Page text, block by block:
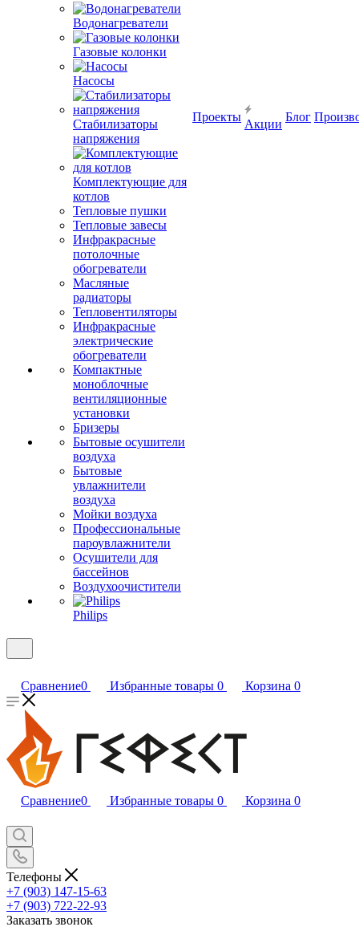
Водонагреватели
Газовые колонки
Насосы
Стабилизаторы
напряжения
Комплектующие для
котлов
Тепловые пушки
Тепловые завесы
Инфракрасные
потолочные
обогреватели
Масляные
радиаторы
Тепловентиляторы
Инфракрасные
электрические
обогреватели
Компактные
моноблочные
вентиляционные
установки
Бризеры
Бытовые осушители
воздуха
Бытовые
увлажнители
воздуха
Мойки воздуха
Профессиональные
пароувлажнители
Осушители для
бассейнов
Воздухоочистители
Philips
Проекты
Акции
Блог
Сравнение0 Избранные товары 0 Корзина 0
Сравнение0 Избранные товары 0 Корзина 0
Телефоны
+7 (903) 147-15-63
+7 (903) 722-22-93
Заказать звонок